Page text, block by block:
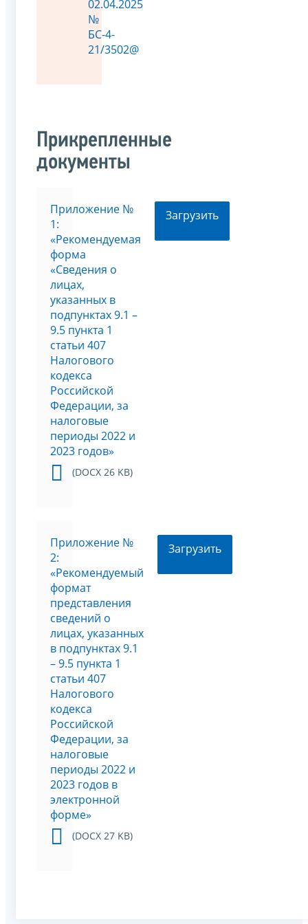
02.04.2025
№
БС-4-
21/3502@
Прикрепленные
документы
Приложение №
1:
«Рекомендуемая
форма
«Сведения о
лицах,
указанных в
подпунктах 9.1 –
9.5 пункта 1
статьи 407
Налогового
кодекса
Российской
Федерации, за
налоговые
периоды 2022 и
2023 годов»
(DOCX 26 KB)
Загрузить
Приложение №
2:
«Рекомендуемый
формат
представления
сведений о
лицах, указанных
в подпунктах 9.1
– 9.5 пункта 1
статьи 407
Налогового
кодекса
Российской
Федерации, за
налоговые
периоды 2022 и
2023 годов в
электронной
форме»
(DOCX 27 KB)
Загрузить